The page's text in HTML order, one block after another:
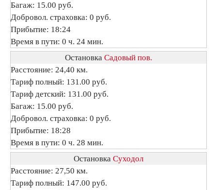
Багаж: 15.00 руб.
Добровол. страховка: 0 руб.
Прибытие: 18:24
Время в пути: 0 ч. 24 мин.
Остановка Садовый пов.
Расстояние: 24,40 км.
Тариф полный: 131.00 руб.
Тариф детский: 131.00 руб.
Багаж: 15.00 руб.
Добровол. страховка: 0 руб.
Прибытие: 18:28
Время в пути: 0 ч. 28 мин.
Остановка Суходол
Расстояние: 27,50 км.
Тариф полный: 147.00 руб.